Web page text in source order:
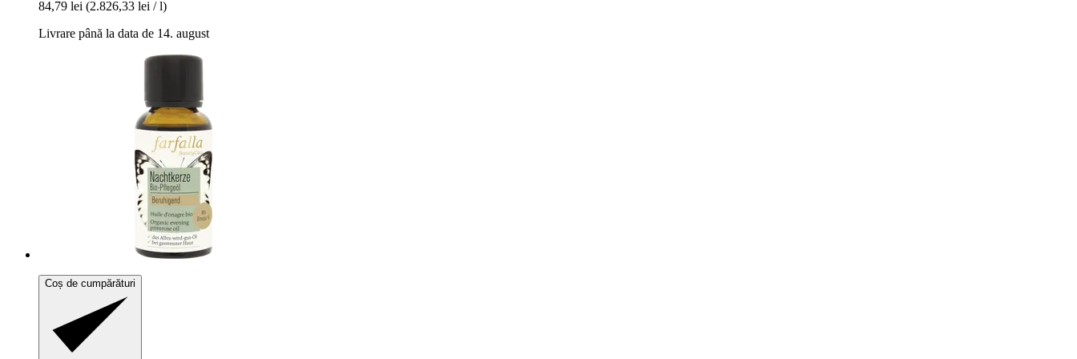
84,79 lei (2.826,33 lei / l)
Livrare până la data de 14. august
Coș de cumpărături